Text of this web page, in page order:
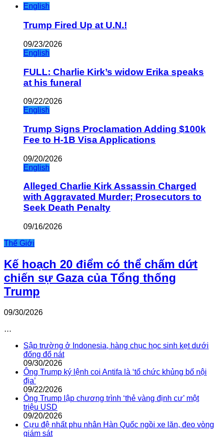
English
Trump Fired Up at U.N.!
09/23/2026
English
FULL: Charlie Kirk’s widow Erika speaks
at his funeral
09/22/2026
English
Trump Signs Proclamation Adding $100k
Fee to H-1B Visa Applications
09/20/2026
English
Alleged Charlie Kirk Assassin Charged
with Aggravated Murder; Prosecutors to
Seek Death Penalty
09/16/2026
Thế Giới
Kế hoạch 20 điểm có thể chấm dứt
chiến sự Gaza của Tổng thống
Trump
09/30/2026
…
Sập trường ở Indonesia, hàng chục học sinh kẹt dưới
đống đổ nát
09/30/2026
Ông Trump ký lệnh coi Antifa là ‘tổ chức khủng bố nội
địa’
09/22/2026
Ông Trump lập chương trình ‘thẻ vàng định cư’ một
triệu USD
09/20/2026
Cựu đệ nhất phu nhân Hàn Quốc ngồi xe lăn, đeo vòng
giám sát